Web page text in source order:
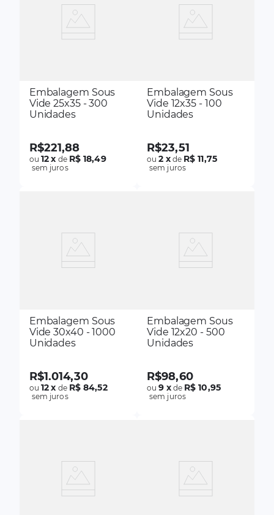
Embalagem Sous
Vide 25x35 - 300
Unidades
R$221,88
ou12x de R$ 18,49
sem juros
Embalagem Sous
Vide 12x35 - 100
Unidades
R$23,51
ou2 xde R$ 11,75
sem juros
Embalagem Sous
Vide 30x40 - 1000
Unidades
R$1.014,30
ou12x de R$ 84,52
sem juros
Embalagem Sous
Vide 12x20 - 500
Unidades
R$98,60
ou9 xde R$ 10,95
sem juros